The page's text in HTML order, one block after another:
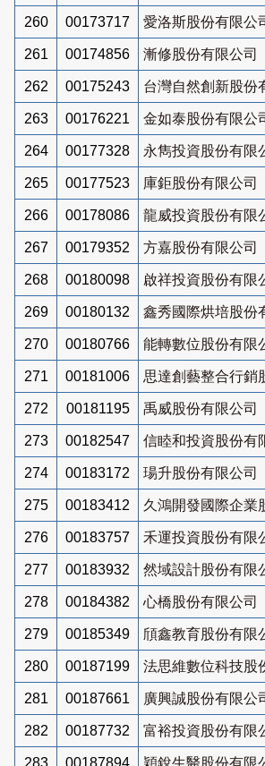
260 00173717 愛洛斯股份有限公
261 00174856 漸修股份有限公司
262 00175243 台灣自然創新股份
263 00176221 金如泰股份有限公
264 00177328 永雋投資股份有限
265 00177523 庫鉅股份有限公司
266 00178086 龍威投資股份有限
267 00179352 方嘉股份有限公司
268 00180098 啟祥投資股份有限
269 00180132 鑫秀國際烘培股份
270 00180766 能轉數位股份有限
271 00181006 思達創藝整合行銷
272 00181195 禹威股份有限公司
273 00182547 信睦和投資股份有
274 00183172 瑒升股份有限公司
275 00183412 久鴻開發國際企業
276 00183757 禾運投資股份有限
277 00183932 然域設計股份有限
278 00184382 心橋股份有限公司
279 00185349 頎鑫教育股份有限
280 00187199 法思維數位科技股
281 00187661 廣興誠股份有限公
282 00187732 富裕投資股份有限
283 00187894 穎銳生醫股份有限